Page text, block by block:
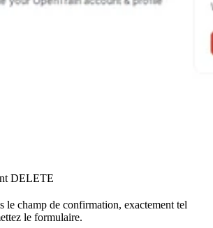
DELETE
le champ de confirmation, exactement tel
le formulaire.